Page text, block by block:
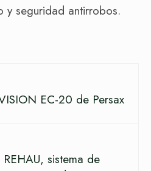
y seguridad antirrobos.
EC-20 de Persax
sistema de